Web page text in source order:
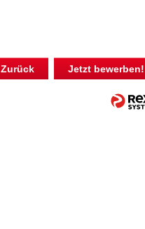
Zurück Jetzt bewerben!